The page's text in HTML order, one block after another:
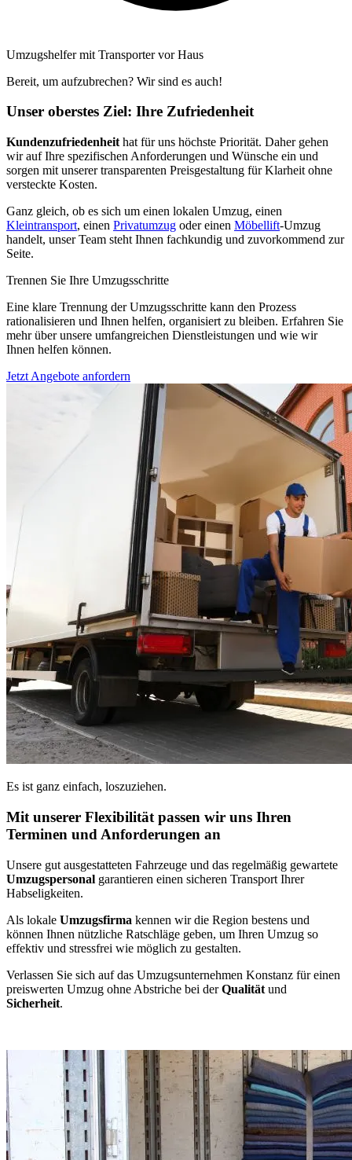
Umzugshelfer mit Transporter vor Haus
Bereit, um aufzubrechen? Wir sind es auch!
Unser oberstes Ziel: Ihre Zufriedenheit
Kundenzufriedenheit hat für uns höchste Priorität. Daher gehen
wir auf Ihre spezifischen Anforderungen und Wünsche ein und
sorgen mit unserer transparenten Preisgestaltung für Klarheit ohne
versteckte Kosten.
Ganz gleich, ob es sich um einen lokalen Umzug, einen
Kleintransport, einen Privatumzug oder einen Möbellift-Umzug
handelt, unser Team steht Ihnen fachkundig und zuvorkommend zur
Seite.
Trennen Sie Ihre Umzugsschritte
Eine klare Trennung der Umzugsschritte kann den Prozess
rationalisieren und Ihnen helfen, organisiert zu bleiben. Erfahren Sie
mehr über unsere umfangreichen Dienstleistungen und wie wir
Ihnen helfen können.
Jetzt Angebote anfordern
Es ist ganz einfach, loszuziehen.
Mit unserer Flexibilität passen wir uns Ihren
Terminen und Anforderungen an
Unsere gut ausgestatteten Fahrzeuge und das regelmäßig gewartete
Umzugspersonal garantieren einen sicheren Transport Ihrer
Habseligkeiten.
Als lokale Umzugsfirma kennen wir die Region bestens und
können Ihnen nützliche Ratschläge geben, um Ihren Umzug so
effektiv und stressfrei wie möglich zu gestalten.
Verlassen Sie sich auf das Umzugsunternehmen Konstanz für einen
preiswerten Umzug ohne Abstriche bei derQualität und
Sicherheit.